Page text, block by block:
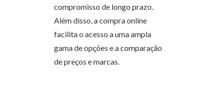
compromisso de longo prazo.
Além disso, a compra online
facilita o acesso a uma ampla
gama de opções e a comparação
de preços e marcas.